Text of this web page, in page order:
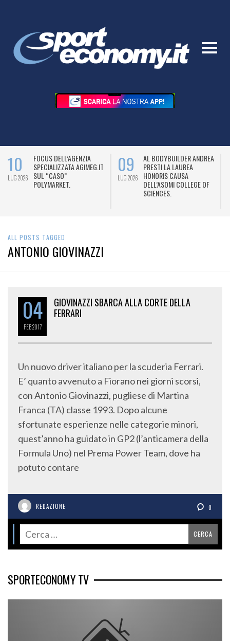
10
LUG 2026
FOCUS DELL’AGENZIA
SPECIALIZZATA AGIMEG.IT
SUL “CASO”
POLYMARKET.
09
LUG 2026
AL BODYBUILDER ANDREA
PRESTI LA LAUREA
HONORIS CAUSA
DELL’ASOMI COLLEGE OF
SCIENCES.
ALL POSTS TAGGED
ANTONIO GIOVINAZZI
04
FEB2017
GIOVINAZZI SBARCA ALLA CORTE DELLA
FERRARI
Un nuovo driver italiano per la scuderia Ferrari.
E’ quanto avvenuto a Fiorano nei giorni scorsi,
con Antonio Giovinazzi, pugliese di Martina
Franca (TA) classe 1993. Dopo alcune
sfortunate esperienze nelle categorie minori,
quest’anno ha guidato in GP2 (l’anticamera della
Formula Uno) nel Prema Power Team, dove ha
potuto contare
REDAZIONE 0
SPORTECONOMY TV